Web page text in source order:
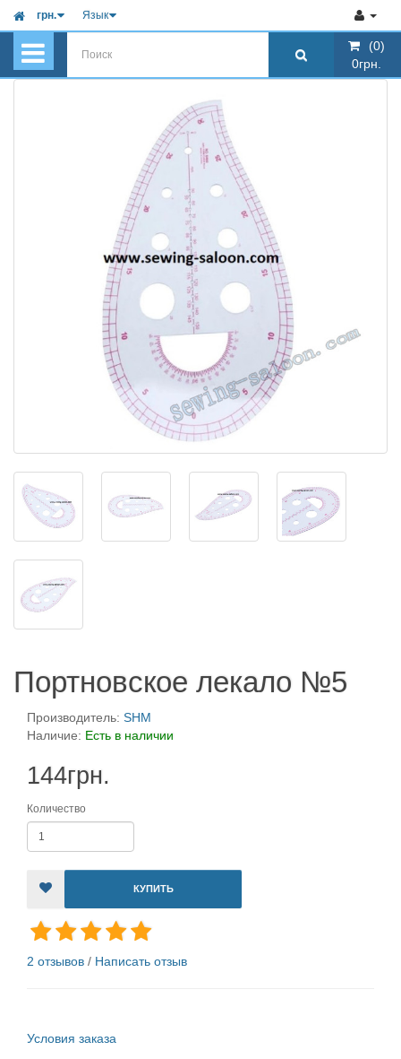
грн. Язык
(0)
0грн.
Портновское лекало №5
Производитель: SHM
Наличие: Есть в наличии
144грн.
Количество
КУПИТЬ
2 отзывов / Написать отзыв
Условия заказа